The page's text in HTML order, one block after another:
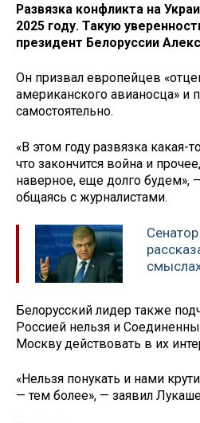
Развязка конфликта на
2025 году. Такую
президент Белоруссии
Он призвал европейцев
американского авианосца» и
самостоятельно.
«В этом году развязка какая-
что закончится война и
наверное, еще долго будем»,
общаясь с журналистами.
Белорусский лидер также
Россией нельзя и
Москву действовать в их
«Нельзя понукать и нами
— тем более», — заявил